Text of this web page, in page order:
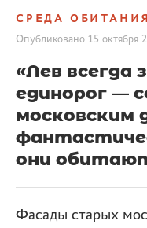
СРЕДА ОБИТАНИЯ
Опубликовано 15 октября
«Лев всегда
единорог —
московским
они
Фасады старых